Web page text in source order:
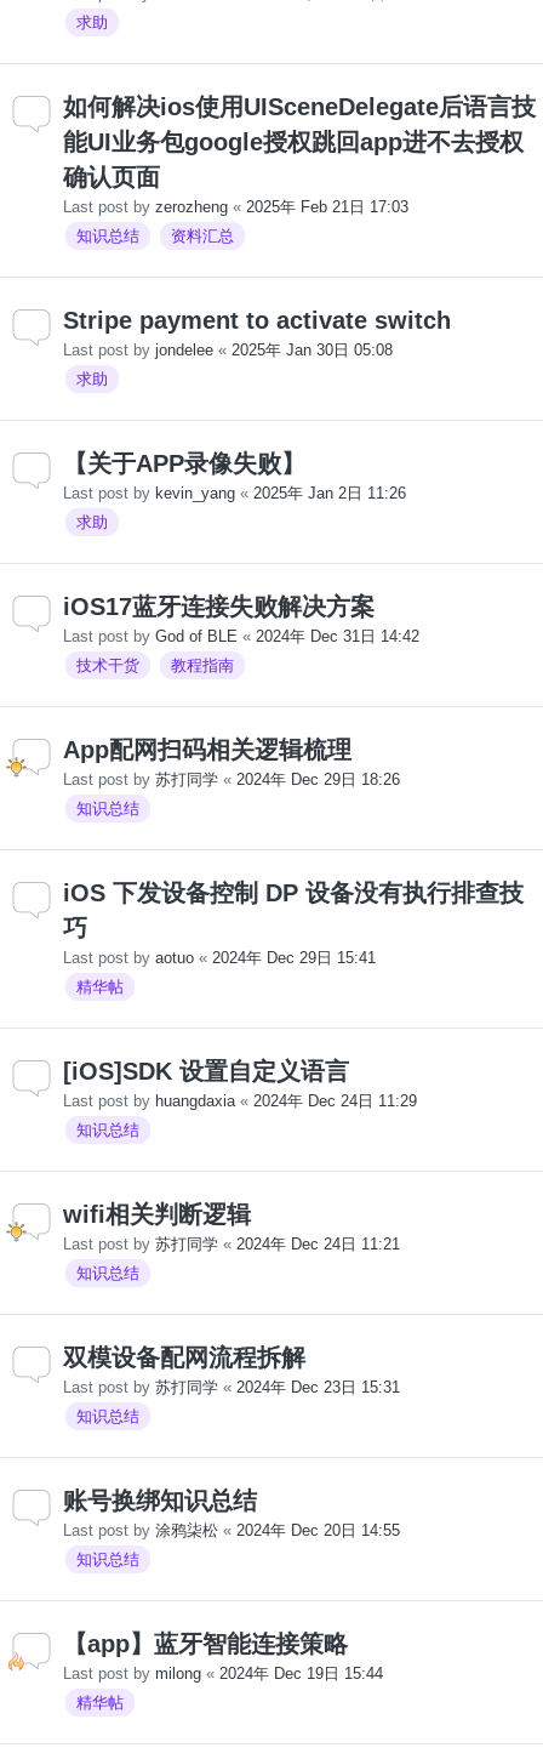
求助
如何解决ios使用UISceneDelegate后语言技
能UI业务包google授权跳回app进不去授权
确认页面
Last post by zerozheng « 2025年 Feb 21日 17:03
知识总结
资料汇总
Stripe payment to activate switch
Last post by jondelee « 2025年 Jan 30日 05:08
求助
【关于APP录像失败】
Last post by kevin_yang « 2025年 Jan 2日 11:26
求助
iOS17蓝牙连接失败解决方案
Last post by God of BLE « 2024年 Dec 31日 14:42
技术干货
教程指南
App配网扫码相关逻辑梳理
Last post by 苏打同学 « 2024年 Dec 29日 18:26
知识总结
iOS 下发设备控制 DP 设备没有执行排查技
巧
Last post by aotuo « 2024年 Dec 29日 15:41
精华帖
[iOS]SDK 设置自定义语言
Last post by huangdaxia « 2024年 Dec 24日 11:29
知识总结
wifi相关判断逻辑
Last post by 苏打同学 « 2024年 Dec 24日 11:21
知识总结
双模设备配网流程拆解
Last post by 苏打同学 « 2024年 Dec 23日 15:31
知识总结
账号换绑知识总结
Last post by 涂鸦柒松 « 2024年 Dec 20日 14:55
知识总结
【app】蓝牙智能连接策略
Last post by milong « 2024年 Dec 19日 15:44
精华帖